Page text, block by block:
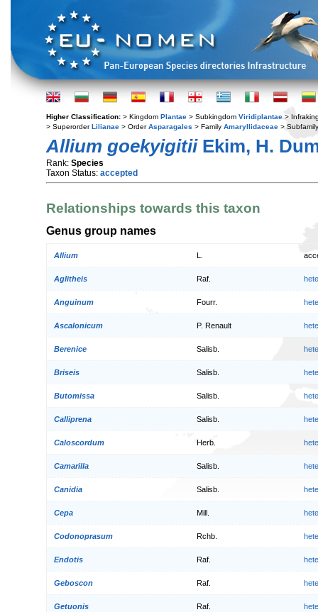
Higher Classification: > Kingdom Plantae > Subkingdom Viridiplantae >
> SuperorderLilianae > OrderAsparagales > Family Amaryllidaceae >
Allium goekyigitiiEkim, H.
Rank: Species
Taxon Status: accepted
Relationships towards this taxon
Genus group names
Allium
Aglitheis Raf.
Anguinum Fourr.
Ascalonicum P. Renault
Berenice Salisb.
Briseis Salisb.
Butomissa Salisb.
Calliprena Salisb.
Caloscordum Herb.
Camarilla Salisb.
Canidia Salisb.
Cepa Mill.
Codonoprasum Rchb.
Endotis Raf.
Geboscon Raf.
Getuonis Raf.